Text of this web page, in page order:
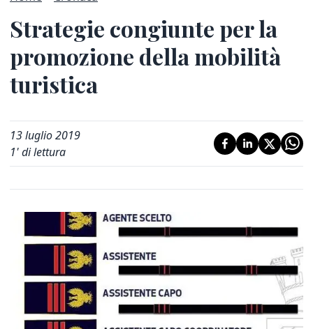
Strategie congiunte per la
promozione della mobilità
turistica
13 luglio 2019
1' di lettura